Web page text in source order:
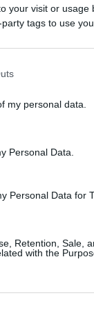
your visit or
tags to use
my personal data.
Personal Data.
Personal Data for
Retention, Sale,
with the
kèszítenek,